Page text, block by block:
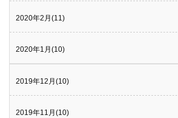
2020年2月(11)
2020年1月(10)
2019年12月(10)
2019年11月(10)